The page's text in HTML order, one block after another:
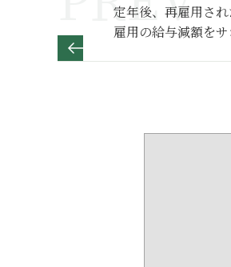
定年後、再雇用さ
雇用の給与減額を